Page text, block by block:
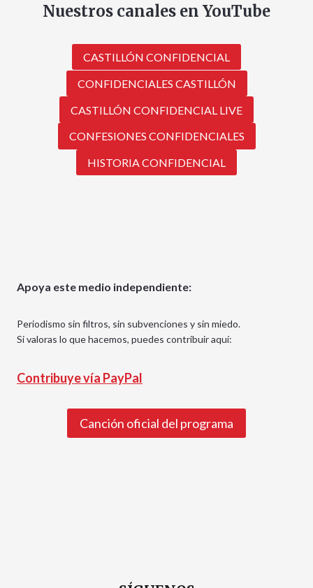
Nuestros canales en YouTube
CASTILLÓN CONFIDENCIAL
CONFIDENCIALES CASTILLÓN
CASTILLÓN CONFIDENCIAL LIVE
CONFESIONES CONFIDENCIALES
HISTORIA CONFIDENCIAL
Apoya este medio independiente:
Periodismo sin filtros, sin subvenciones y sin miedo.
Si valoras lo que hacemos, puedes contribuir aquí:
Contribuye vía PayPal
Canción oficial del programa